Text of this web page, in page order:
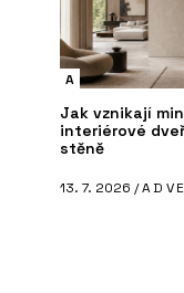
A
Jak vznikají
interiérové
stěně
13. 7. 2026 /